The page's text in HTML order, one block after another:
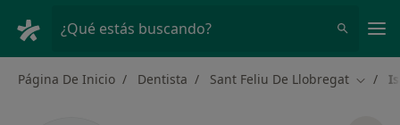
¿Qué estás buscando?
Página De Inicio Dentista Sant Feliu De Llobregat